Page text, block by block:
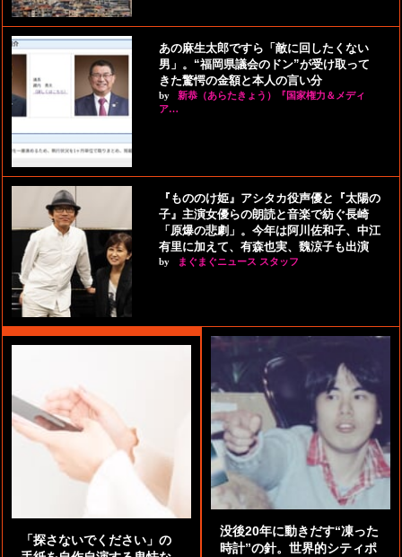
あの麻生太郎ですら「敵に回したくない
男」。“福岡県議会のドン”が受け取って
きた驚愕の金額と本人の言い分
by
新恭（あらたきょう）『国家権力＆メディ
ア…
『もののけ姫』アシタカ役声優と『太陽の
子』主演女優らの朗読と音楽で紡ぐ長崎
「原爆の悲劇」。今年は阿川佐和子、中江
有里に加えて、有森也実、魏涼子も出演
by まぐまぐニュース スタッフ
「探さないでください」の
没後20年に動きだす“凍った
時計”の針。世界的シティポ